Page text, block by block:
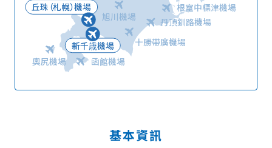
新千歳機場
丘珠（札幌）機場
函館機場
奧尻機場
旭川機場
根室中標津機場
丹頂釧路機場
十勝帶廣機場
基本資訊